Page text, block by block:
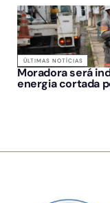
ÚLTIMAS NOTÍCIAS
Moradora será
energia cortada